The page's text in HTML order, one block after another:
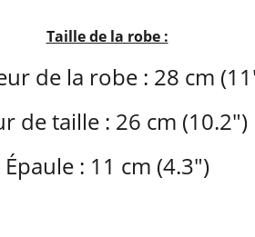
Taille de la robe :
de la robe : 28 cm
de taille : 26 cm (10.2")
Épaule : 11 cm (4.3")